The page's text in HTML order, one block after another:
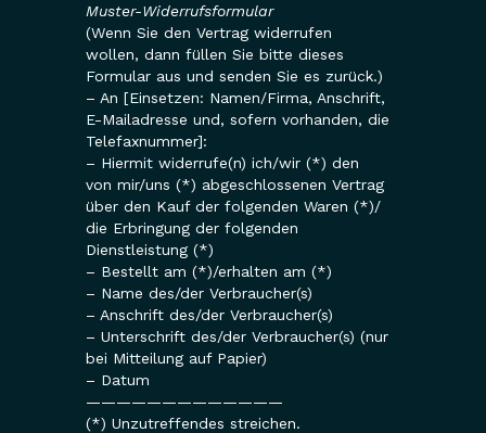
Muster-Widerrufsformular
(Wenn Sie den Vertrag widerrufen
wollen, dann füllen Sie bitte dieses
Formular aus und senden Sie es zurück.)
– An [Einsetzen: Namen/Firma, Anschrift,
E-Mailadresse und, sofern vorhanden, die
Telefaxnummer]:
– Hiermit widerrufe(n) ich/wir (*) den
von mir/uns (*) abgeschlossenen Vertrag
über den Kauf der folgenden Waren (*)/
die Erbringung der folgenden
Dienstleistung (*)
– Bestellt am (*)/erhalten am (*)
– Name des/der Verbraucher(s)
– Anschrift des/der Verbraucher(s)
– Unterschrift des/der Verbraucher(s) (nur
bei Mitteilung auf Papier)
– Datum
—————————————
(*) Unzutreffendes streichen.